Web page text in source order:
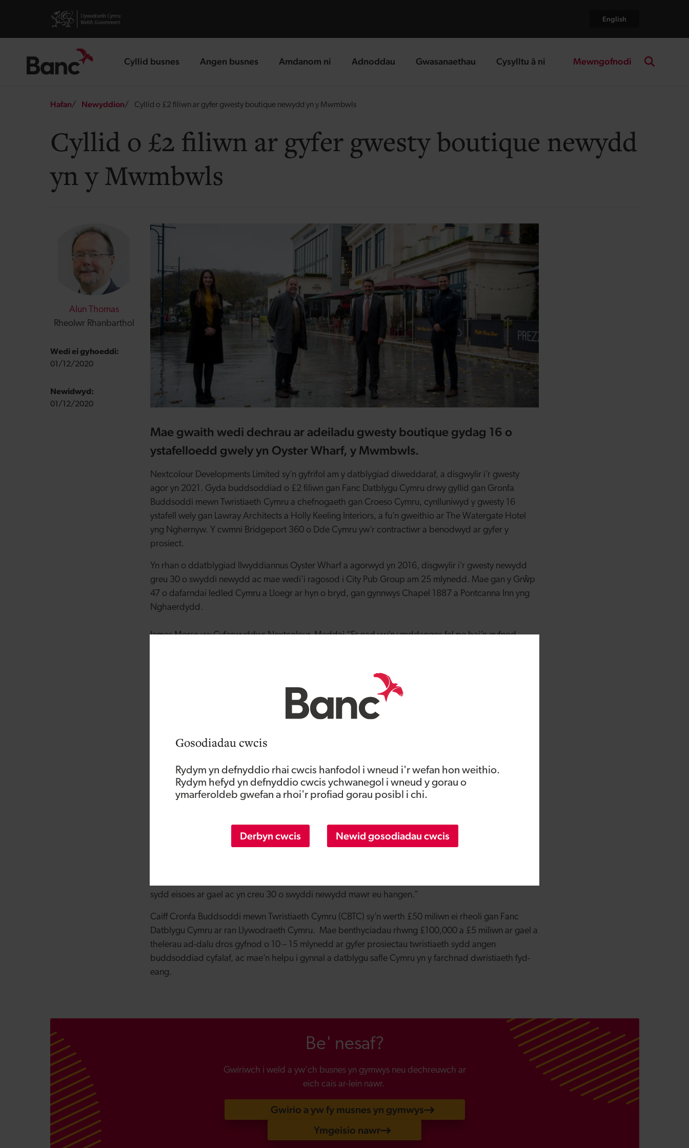
Gosodiadau cwcis
Rydym yn defnyddio rhai cwcis hanfodol i wneud i'r wefan hon weithio.
Rydym hefyd yn defnyddio cwcis ychwanegol i wneud y gorau o
ymarferoldeb gwefan a rhoi'r profiad gorau posibl i chi.
Derbyn cwcis Newid gosodiadau cwcis
Visit gov.wales website English
Cyllid busnes
landing page Angen busnes
landing page Amdanom ni
landing page Adnoddau
landing page Gwasanaethau
landing page Cysylltu â ni
landing page Mewngofnodi
Breadcrumb
Hafan Newyddion Cyllid o £2 filiwn ar gyfer gwesty boutique newydd yn y Mwmbwls
Cyllid o £2 filiwn ar gyfer gwesty boutique newydd
yn y Mwmbwls
Alun Thomas
Rheolwr Rhanbarthol
Wedi ei gyhoeddi:
01/12/2020
Newidwyd:
01/12/2020
Mae gwaith wedi dechrau ar adeiladu gwesty boutique gydag 16 o
ystafelloedd gwely yn Oyster Wharf, y Mwmbwls.
Nextcolour Developments Limited sy’n gyfrifol am y datblygiad diweddaraf, a disgwylir i’r gwesty
agor yn 2021. Gyda buddsoddiad o £2 filiwn gan Fanc Datblygu Cymru drwy gyllid gan Gronfa
Buddsoddi mewn Twristiaeth Cymru a chefnogaeth gan Croeso Cymru, cynlluniwyd y gwesty 16
ystafell wely gan Lawray Architects a Holly Keeling Interiors, a fu’n gweithio ar The Watergate Hotel
yng Nghernyw. Y cwmni Bridgeport 360 o Dde Cymru yw’r contractiwr a benodwyd ar gyfer y
prosiect.
Yn rhan o ddatblygiad llwyddiannus Oyster Wharf a agorwyd yn 2016, disgwylir i’r gwesty newydd
greu 30 o swyddi newydd ac mae wedi’i ragosod i City Pub Group am 25 mlynedd. Mae gan y Grŵp
47 o dafarndai ledled Cymru a Lloegr ar hyn o bryd, gan gynnwys Chapel 1887 a Pontcanna Inn yng
Nghaerdydd.
James Morse yw Cyfarwyddwr Nextcolour. Meddai “Er nad yw’n ymddangos fel pe bai’n gyfnod
“Rydym yn hynod ddiolchgar i Fanc Datblygu Cymru a Croeso Cymru am eu cymorth yn ystod y
cyfnod anodd hwn. Mae eu hymrwymiad i barhau â datblygiadau a thwristiaeth yng Nghymru er
Meddai’r Dirprwy Weinidog Diwylliant, Chwaraeon a Thwristiaeth, Yr Arglwydd Elis-Thomas: “Rwy’n
yn creu gwesty o safon yn yr ardal. Er bod hwn yn gyfnod anodd, mae’n newyddion gwych bod gan y
tîm sy’n gyfrifol am Oyster Wharf y weledigaeth a’r cymhelliant i ddatblygu’r prosiect hwn – ac yn
Ychwanegodd Alun Thomas o Fanc Datblygu Cymru: “Dyma’r trydydd tro i gronfa Buddsoddi mewn
Twristiaeth Cymru fuddsoddi yng ngorllewin Cymru. Llwyddodd Oyster Wharf i adfywio glannau’r
sydd eisoes ar gael ac yn creu 30 o swyddi newydd mawr eu hangen.”
Caiff Cronfa Buddsoddi mewn Twristiaeth Cymru (CBTC) sy’n werth £50 miliwn ei rheoli gan Fanc
Datblygu Cymru ar ran Llywodraeth Cymru. Mae benthyciadau rhwng £100,000 a £5 miliwn ar gael a
thelerau ad-dalu dros gyfnod o 10 – 15 mlynedd ar gyfer prosiectau twristiaeth sydd angen
buddsoddiad cyfalaf, ac mae’n helpu i gynnal a datblygu safle Cymru yn y farchnad dwristiaeth fyd-
eang.
Be' nesaf?
Gwiriwch i weld a yw'ch busnes yn gymwys neu dechreuwch ar
eich cais ar-lein nawr.
Gwirio a yw fy musnes yn gymwys
Ymgeisio nawr